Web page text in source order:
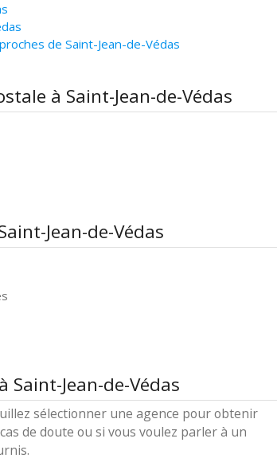
de Saint-Jean-de-Védas
à Saint-Jean-de-Védas
Jean-de-Védas
Jean-de-Védas
sélectionner une agence pour obtenir
de doute ou si vous voulez parler à un